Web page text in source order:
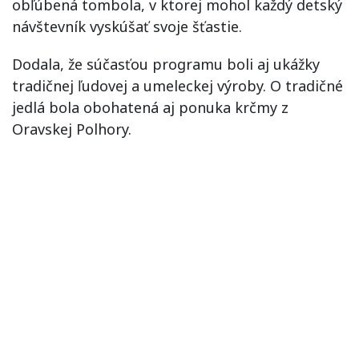
obľúbená tombola, v ktorej mohol každý detský
návštevník vyskúšať svoje šťastie.
Dodala, že súčasťou programu boli aj ukážky
tradičnej ľudovej a umeleckej výroby. O tradičné
jedlá bola obohatená aj ponuka krčmy z
Oravskej Polhory.